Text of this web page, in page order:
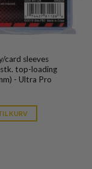
card sleeves
top-loading
- Ultra Pro
kr. 39,95.
KURV